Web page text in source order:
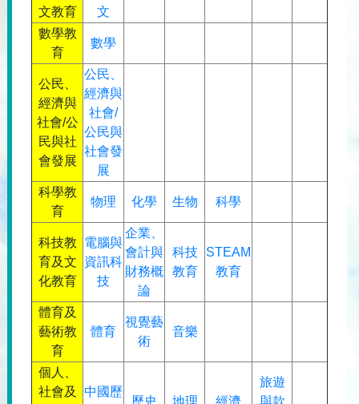
文教育
文
數學教
育
數學
公民、
經濟與
社會/公
民與社
會發展
公民、
經濟與
社會/
公民與
社會發
展
科學教
育
物理 化學 生物 科學
科技教
育及文
化教育
電腦與
資訊科
技
企業、
會計與
財務概
論
科技
教育
STEAM
教育
體育及
藝術教
育
體育
視覺藝
術
音樂
個人、
社會及
中國歷
歷史 地理 經濟
旅遊
與款